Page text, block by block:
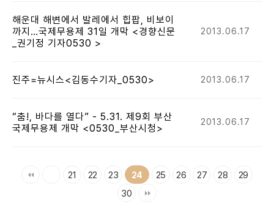
해운대 해변에서 발레에서 힙팝, 비보이
까지…국제무용제 31일 개막 <경향신문
_권기정 기자0530 >
2013.06.17
진주=뉴시스<김동수기자_0530> 2013.06.17
“춤!, 바다를 열다” - 5.31. 제9회 부산
국제무용제 개막 <0530_부산시청>
2013.06.17
21 22 23 24 25 26 27 28 29
30